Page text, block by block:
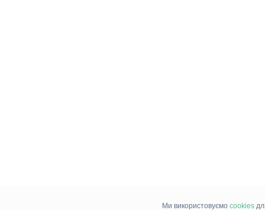
Ми використовуємо cookies